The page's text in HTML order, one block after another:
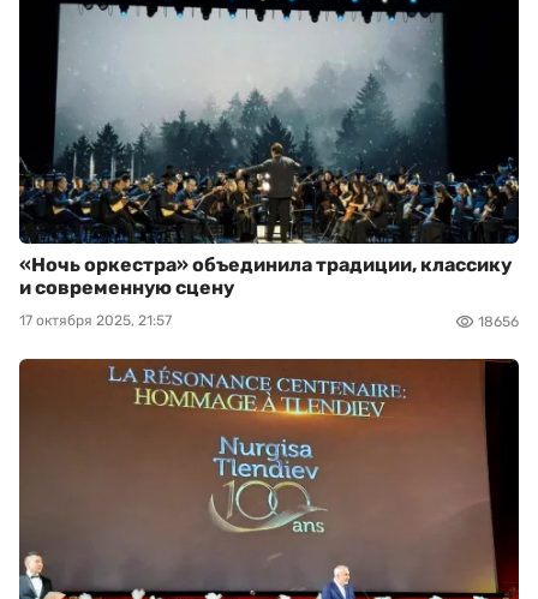
«Ночь оркестра» объединила традиции, классику
и современную сцену
17 октября 2025, 21:57 18656